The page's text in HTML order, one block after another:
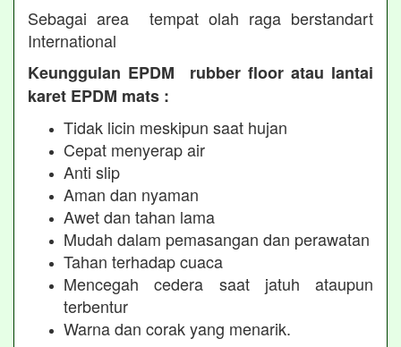
Sebagai area tempat olah raga berstandart
International
Keunggulan EPDM rubber floor atau lantai
karet EPDM mats :
Tidak licin meskipun saat hujan
Cepat menyerap air
Anti slip
Aman dan nyaman
Awet dan tahan lama
Mudah dalam pemasangan dan perawatan
Tahan terhadap cuaca
Mencegah cedera saat jatuh ataupun
terbentur
Warna dan corak yang menarik.